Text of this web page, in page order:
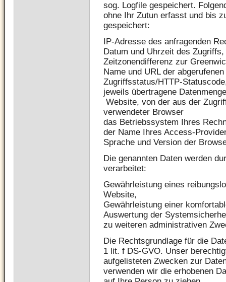
sog. Logfile gespeichert.
ohne Ihr Zutun erfasst und bis
gespeichert:
IP-Adresse des anfragenden
Datum und Uhrzeit des Zugriffs,
Zeitzonendifferenz zur
Name und URL der
Zugriffsstatus/HTTP-
jeweils übertragene
Website, von der aus der
verwendeter Browser
das Betriebssystem Ihres
der Name Ihres Access-
Sprache und Version der
Die genannten Daten werden
verarbeitet:
Gewährleistung eines
Website,
Gewährleistung einer
Auswertung der
zu weiteren administrativen
Die Rechtsgrundlage für die
1 lit. f DS-GVO. Unser
aufgelisteten Zwecken zur
verwenden wir die erhobenen